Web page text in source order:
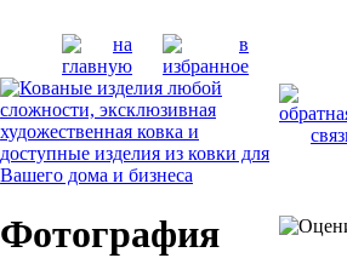
Фотография